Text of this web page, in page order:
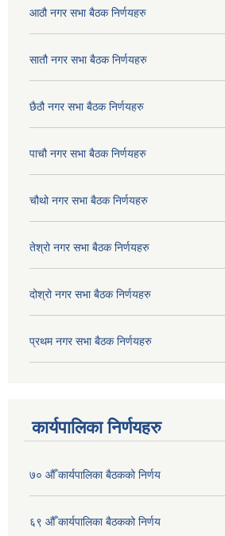
आठौ नगर सभा बैठक निर्णयहरु
सातौ नगर सभा बैठक निर्णयहरु
छैठौ नगर सभा बैठक निर्णयहरु
पाचौ नगर सभा बैठक निर्णयहरु
चौथो नगर सभा बैठक निर्णयहरु
तेश्रो नगर सभा बैठक निर्णयहरु
दोश्रो नगर सभा बैठक निर्णयहरु
प्रथम नगर सभा बैठक निर्णयहरु
कार्यपालिका निर्णयहरु
७० औँ कार्यपालिका बैठकको निर्णय
६९ औँ कार्यपालिका बैठकको निर्णय